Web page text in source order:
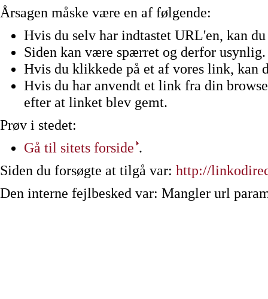
Årsagen måske være en af følgende:
Hvis du selv har indtastet URL'en, kan
Siden kan være spærret og derfor usynlig.
Hvis du klikkede på et af vores link, kan
Hvis du har anvendt et link fra din
efter at linket blev gemt.
Prøv i stedet:
Gå til sitets forside .
Siden du forsøgte at tilgå var: http://
Den interne fejlbesked var: Mangler url